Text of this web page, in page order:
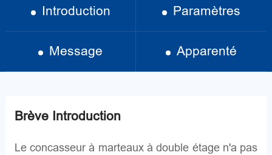
Introduction Paramètres
Message Apparenté
Brève Introduction
Le concasseur à marteaux à double étage n'a pas